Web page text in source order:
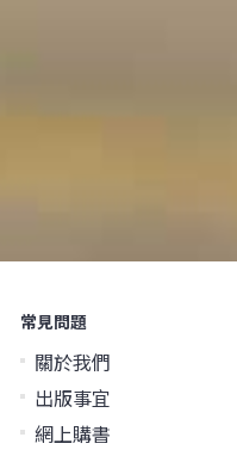
常見問題
關於我們
出版事宜
網上購書